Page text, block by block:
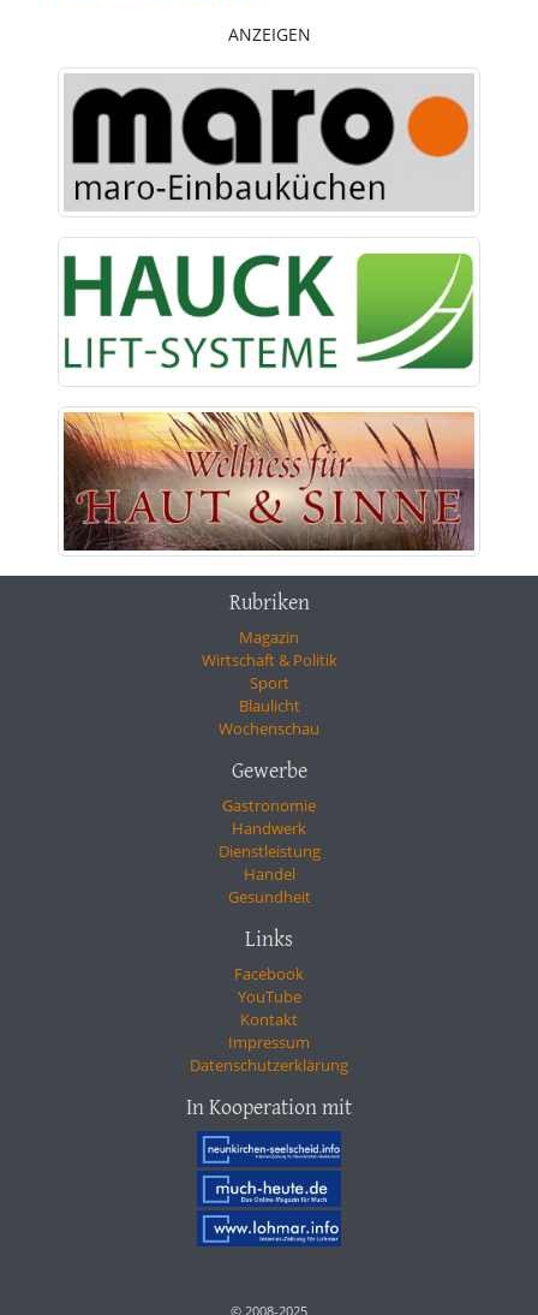
ANZEIGEN
Rubriken
Magazin
Wirtschaft & Politik
Sport
Blaulicht
Wochenschau
Gewerbe
Gastronomie
Handwerk
Dienstleistung
Handel
Gesundheit
Links
Facebook
YouTube
Kontakt
Impressum
Datenschutzerklärung
In Kooperation mit
© 2008-2025